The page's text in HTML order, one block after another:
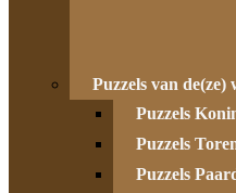
Puzzels van de(ze)
Puzzels
Puzzels
Puzzels